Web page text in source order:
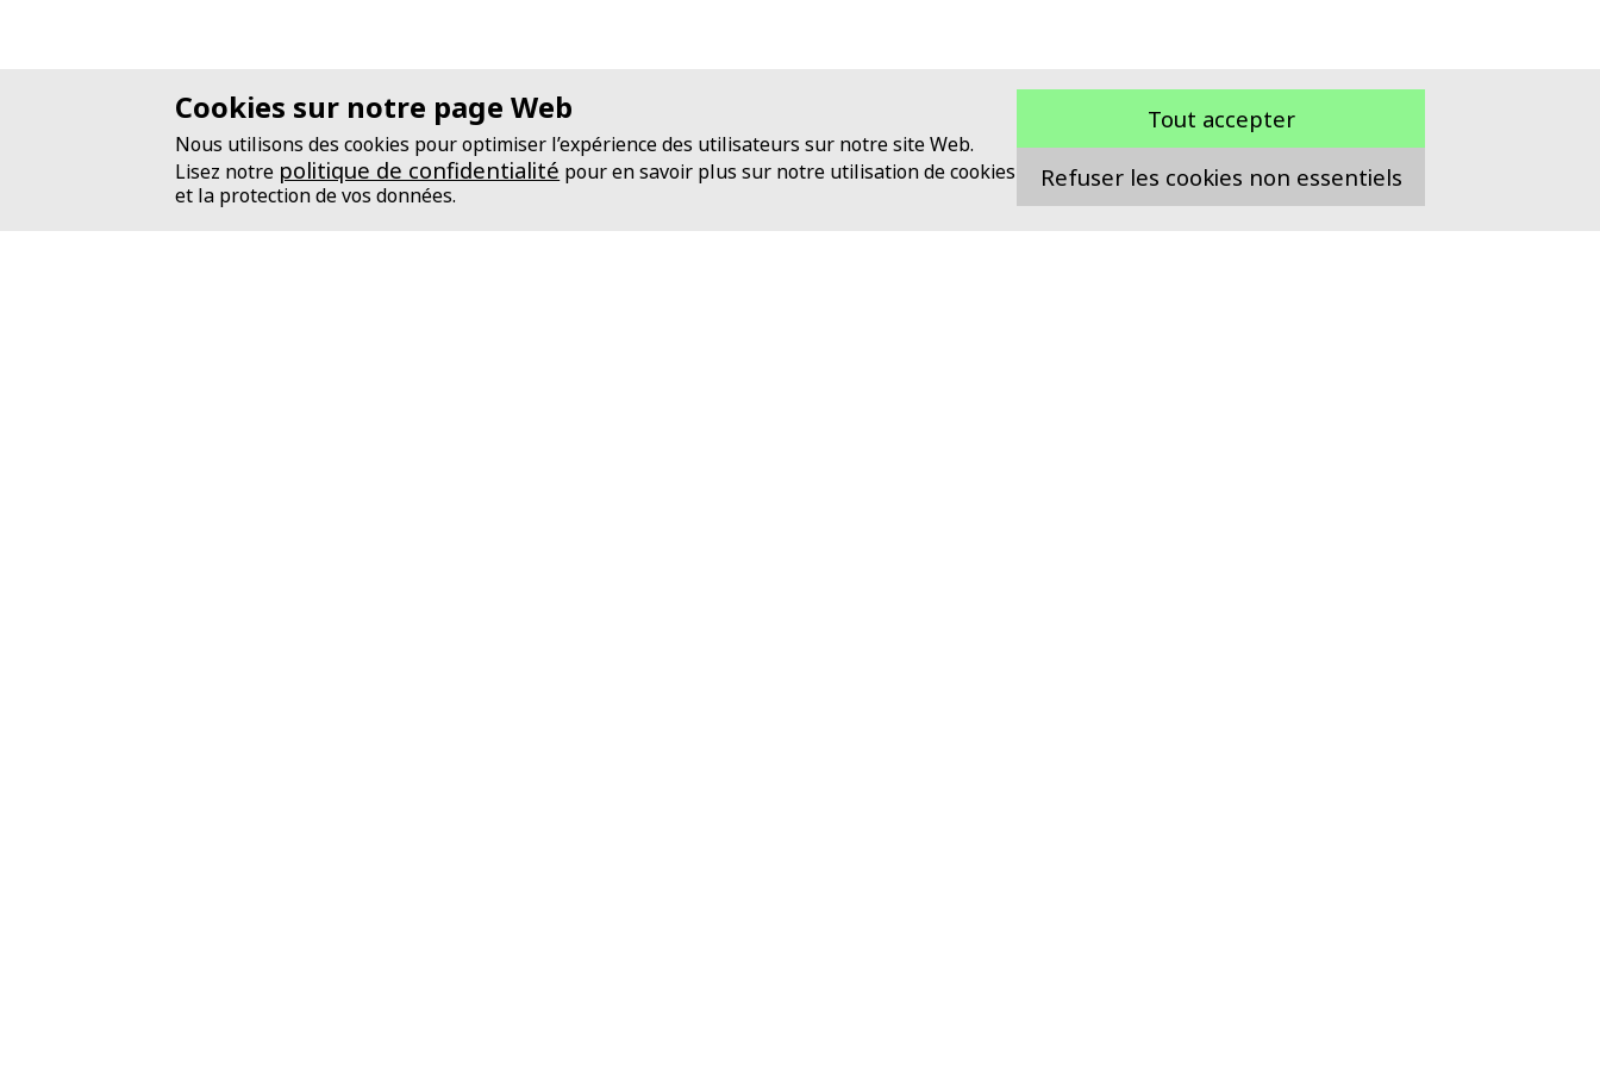
Cookies sur notre page Web
Nous utilisons des cookies pour optimiser l’expérience des utilisateurs sur notre site Web.
Lisez notre politique de confidentialité pour en savoir plus sur notre utilisation de cookies
et la protection de vos données.
Tout accepter
Refuser les cookies non essentiels